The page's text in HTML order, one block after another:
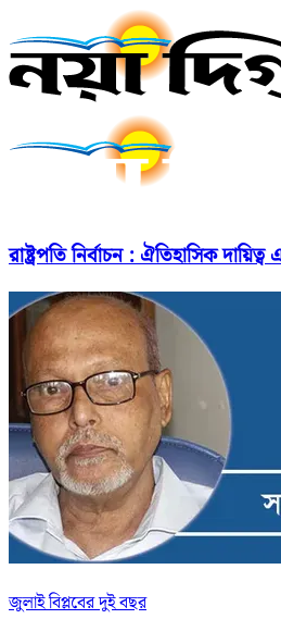
রাষ্ট্রপতি নির্বাচন : ঐতিহাসিক
জুলাই বিপ্লবের দুই বছর